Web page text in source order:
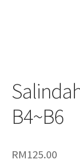
B4~B6
RM125.00